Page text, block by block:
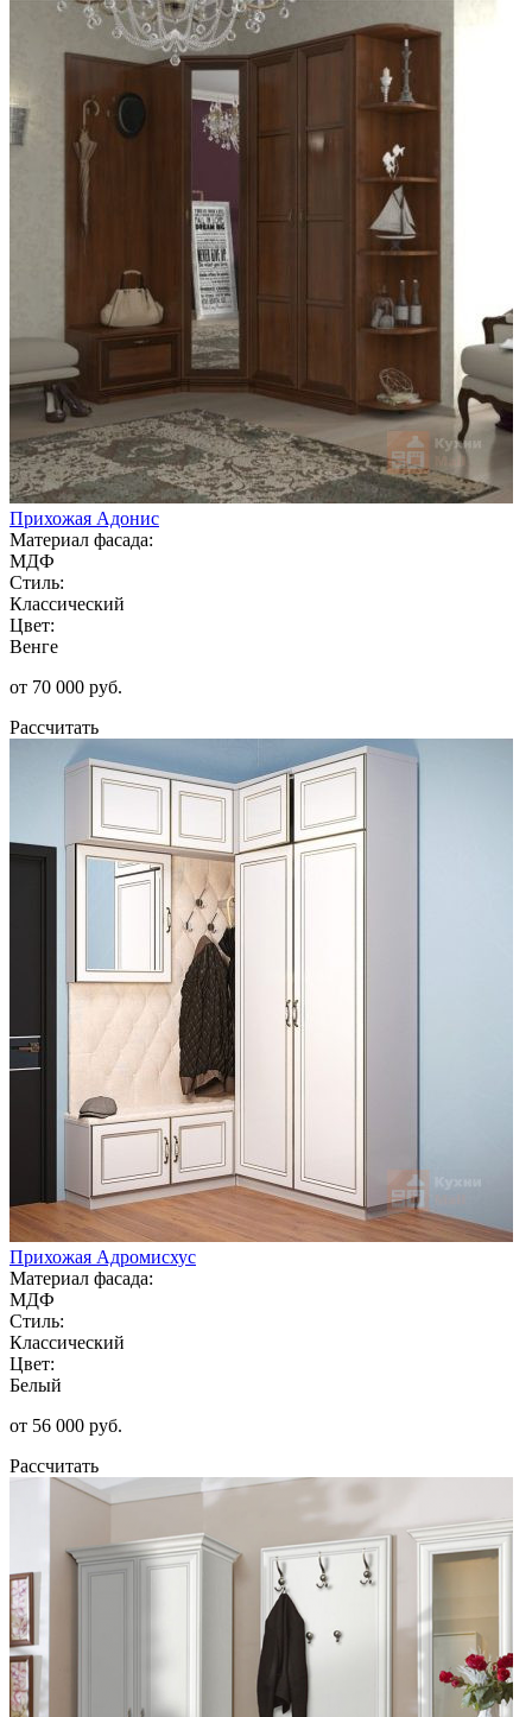
Прихожая Адонис
Материал фасада:
МДФ
Стиль:
Классический
Цвет:
Венге
от 70 000 руб.
Рассчитать
Прихожая Адромисхус
Материал фасада:
МДФ
Стиль:
Классический
Цвет:
Белый
от 56 000 руб.
Рассчитать